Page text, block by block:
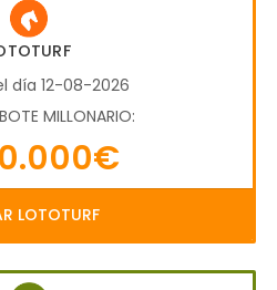
día 12-08-2026
MILLONARIO:
LOTOTURF